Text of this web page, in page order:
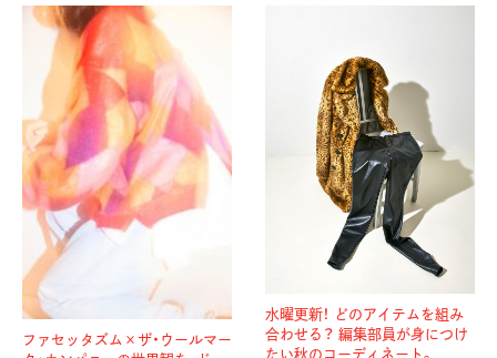
ファセッタズム×ザ・ウールマー
水曜更新！
どのアイテムを組み
合わせる？ 編集部員が身につけ
たい秋のコーディネート。